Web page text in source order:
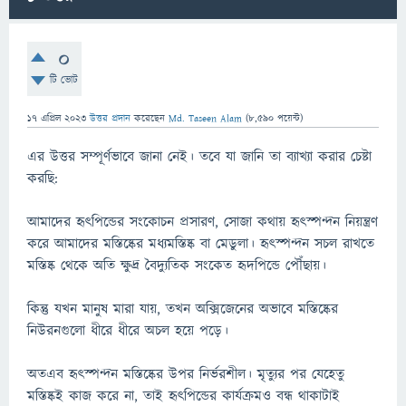
0
টি ভোট
17 এপ্রিল 2023 উত্তর প্রদান করেছেন Md. Taseen Alam (8,590 পয়েন্ট)
এর উত্তর সম্পূর্ণভাবে জানা নেই। তবে যা জানি তা ব্যাখ্যা করার চেষ্টা
করছি:
আমাদের হৃৎপিন্ডের সংকোচন প্রসারণ, সোজা কথায় হৃৎস্পন্দন নিয়ন্ত্রণ
করে আমাদের মস্তিষ্কের মধ্যমস্তিষ্ক বা মেডুলা। হৃৎস্পন্দন সচল রাখতে
মস্তিষ্ক থেকে অতি ক্ষুদ্র বৈদ্যুতিক সংকেত হৃদপিন্ডে পৌঁছায়।
কিন্তু যখন মানুষ মারা যায়, তখন অক্সিজেনের অভাবে মস্তিষ্কের
নিউরনগুলো ধীরে ধীরে অচল হয়ে পড়ে।
অতএব হৃৎস্পন্দন মস্তিষ্কের উপর নির্ভরশীল। মৃত্যুর পর যেহেতু
মস্তিষ্কই কাজ করে না, তাই হৃৎপিন্ডের কার্যক্রমও বন্ধ থাকাটাই